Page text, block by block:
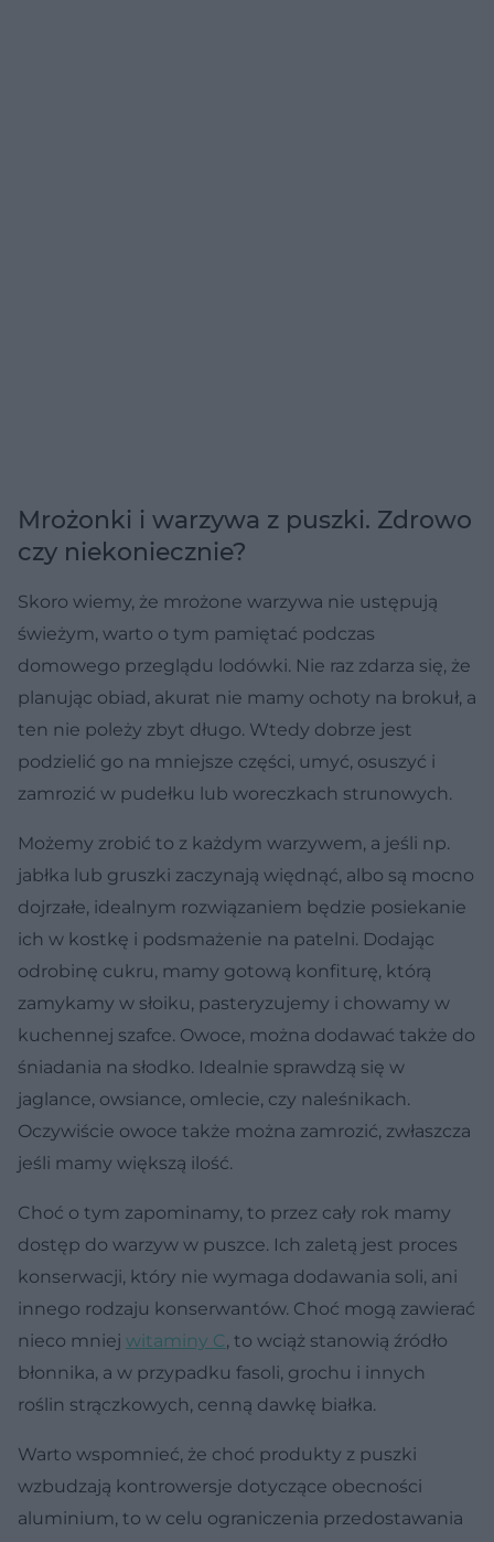
Mrożonki i warzywa z puszki. Zdrowo
czy niekoniecznie?
Skoro wiemy, że mrożone warzywa nie ustępują
świeżym, warto o tym pamiętać podczas
domowego przeglądu lodówki. Nie raz zdarza się, że
planując obiad, akurat nie mamy ochoty na brokuł, a
ten nie poleży zbyt długo. Wtedy dobrze jest
podzielić go na mniejsze części, umyć, osuszyć i
zamrozić w pudełku lub woreczkach strunowych.
Możemy zrobić to z każdym warzywem, a jeśli np.
jabłka lub gruszki zaczynają więdnąć, albo są mocno
dojrzałe, idealnym rozwiązaniem będzie posiekanie
ich w kostkę i podsmażenie na patelni. Dodając
odrobinę cukru, mamy gotową konfiturę, którą
zamykamy w słoiku, pasteryzujemy i chowamy w
kuchennej szafce. Owoce, można dodawać także do
śniadania na słodko. Idealnie sprawdzą się w
jaglance, owsiance, omlecie, czy naleśnikach.
Oczywiście owoce także można zamrozić, zwłaszcza
jeśli mamy większą ilość.
Choć o tym zapominamy, to przez cały rok mamy
dostęp do warzyw w puszce. Ich zaletą jest proces
konserwacji, który nie wymaga dodawania soli, ani
innego rodzaju konserwantów. Choć mogą zawierać
nieco mniej witaminy C, to wciąż stanowią źródło
błonnika, a w przypadku fasoli, grochu i innych
roślin strączkowych, cenną dawkę białka.
Warto wspomnieć, że choć produkty z puszki
wzbudzają kontrowersje dotyczące obecności
aluminium, to w celu ograniczenia przedostawania